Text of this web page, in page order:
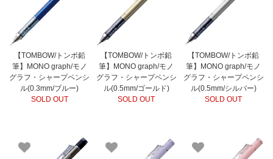
【TOMBOW/トンボ鉛
筆】MONO graph/モノ
グラフ・シャープペンシ
ル(0.3mm/ブルー)
SOLD OUT
【TOMBOW/トンボ鉛
筆】MONO graph/モノ
グラフ・シャープペンシ
ル(0.5mm/ゴールド)
SOLD OUT
【TOMBOW/トンボ鉛
筆】MONO graph/モノ
グラフ・シャープペンシ
ル(0.5mm/シルバー)
SOLD OUT